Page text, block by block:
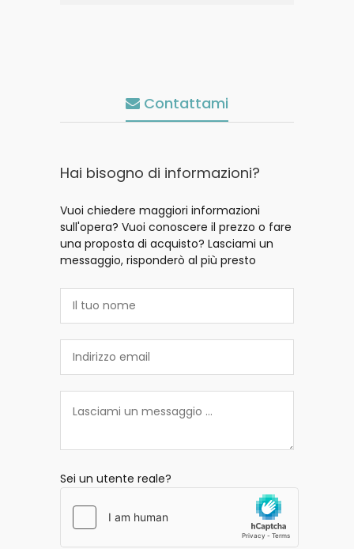
Contattami
Hai bisogno di informazioni?
Vuoi chiedere maggiori informazioni
sull'opera? Vuoi conoscere il prezzo o fare
una proposta di acquisto? Lasciami un
messaggio, risponderò al più presto
Sei un utente reale?